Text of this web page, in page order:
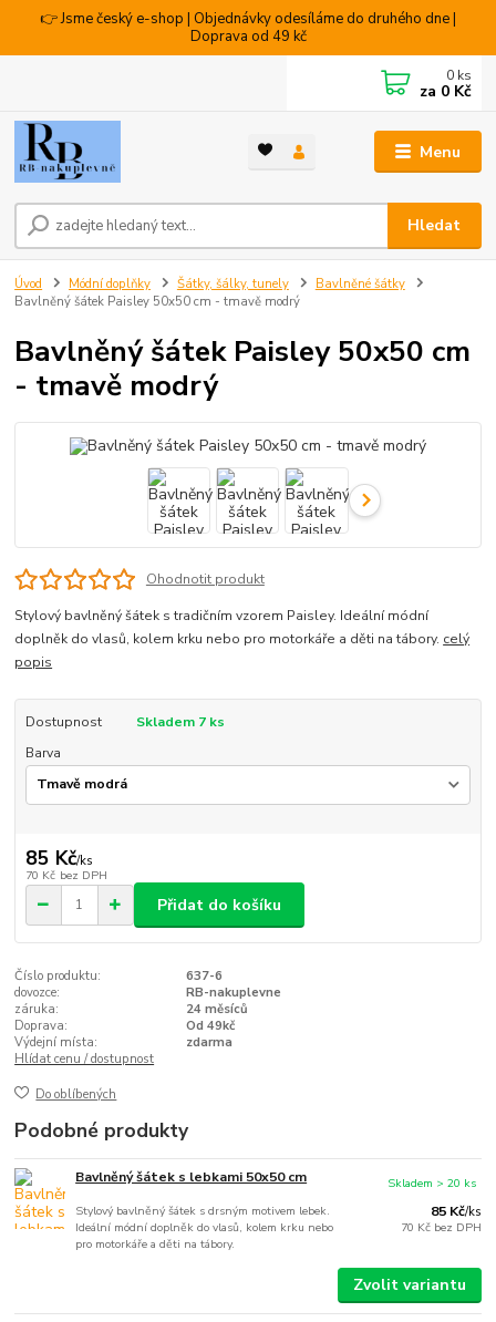
👉 Jsme český e-shop | Objednávky odesíláme do druhého dne |
Doprava od 49 kč
Menu
Hledat
0 ks
za 0 Kč
Úvod Módní doplňky Šátky, šálky, tunely
Bavlněné šátky
Bavlněný šátek Paisley 50x50 cm - tmavě modrý
Bavlněný šátek Paisley 50x50 cm
- tmavě modrý
Ohodnotit produkt
Stylový bavlněný šátek s tradičním vzorem Paisley. Ideální módní
doplněk do vlasů, kolem krku nebo pro motorkáře a děti na tábory. celý
popis
Dostupnost
Skladem 7 ks
Barva
85 Kč/ks
70 Kč bez DPH
Přidat do košíku
Číslo produktu:
637-6
dovozce:
RB-nakuplevne
záruka:
24 měsíců
Doprava:
Od 49kč
Výdejní místa:
zdarma
Hlídat cenu / dostupnost
Do oblíbených
Podobné produkty
Bavlněný šátek s lebkami 50x50 cm
Stylový bavlněný šátek s drsným motivem lebek.
Ideální módní doplněk do vlasů, kolem krku nebo
pro motorkáře a děti na tábory.
85 Kč/ks
70 Kč bez DPH
Skladem > 20 ks
Zvolit variantu